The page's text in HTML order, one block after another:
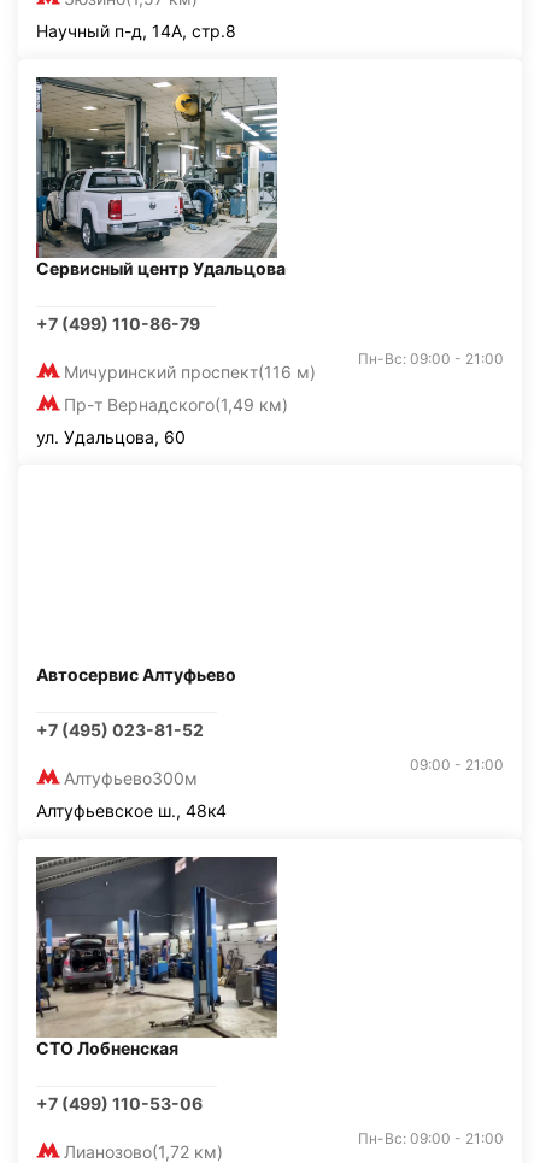
Научный п-д, 14А, стр.8
Сервисный центр Удальцова
+7 (499) 110-86-79
Мичуринский проспект(116 м)
Пр-т Вернадского(1,49 км)
Пн-Вс: 09:00 - 21:00
ул. Удальцова, 60
Автосервис Алтуфьево
+7 (495) 023-81-52
Алтуфьево300м
09:00 - 21:00
Алтуфьевское ш., 48к4
СТО Лобненская
+7 (499) 110-53-06
Лианозово(1,72 км)
Пн-Вс: 09:00 - 21:00